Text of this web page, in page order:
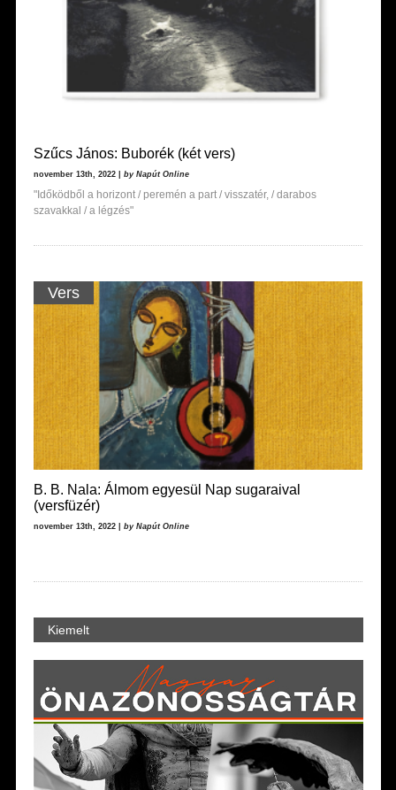
Szűcs János: Buborék (két vers)
november 13th, 2022 | by Napút Online
"Időködből a horizont / peremén a part / visszatér, / darabos
szavakkal / a légzés"
Vers
B. B. Nala: Álmom egyesül Nap sugaraival
(versfüzér)
november 13th, 2022 | by Napút Online
Kiemelt